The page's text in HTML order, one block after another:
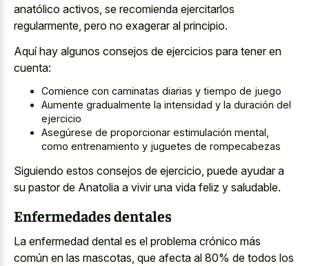
anatólico activos, se recomienda ejercitarlos
regularmente, pero no exagerar al principio.
Aquí hay algunos consejos de ejercicios para tener en
cuenta:
Comience con caminatas diarias y tiempo de juego
Aumente gradualmente la intensidad y la duración del
ejercicio
Asegúrese de proporcionar estimulación mental,
como entrenamiento y juguetes de rompecabezas
Siguiendo estos consejos de ejercicio, puede ayudar a
su pastor de Anatolia a vivir una vida feliz y saludable.
Enfermedades dentales
La enfermedad dental es el problema crónico más
común en las mascotas, que afecta al 80% de todos los